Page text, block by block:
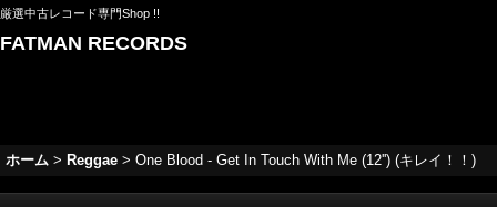
厳選中古レコード専門Shop !!
FATMAN RECORDS
ホーム > Reggae > One Blood - Get In Touch With Me (12'') (キレイ！！)